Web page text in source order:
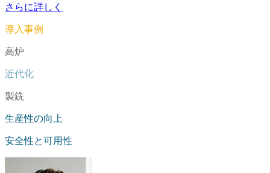
さらに詳しく
導入事例
高炉
近代化
製銑
生産性の向上
安全性と可用性